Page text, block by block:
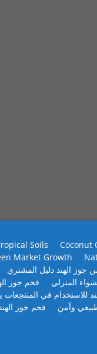
Soils Coconut
Market Growth
الهند دليل المشتري
فحم جوز
المنزلي
للاستخدام في المنتجعات
فحم جوز
وآمن